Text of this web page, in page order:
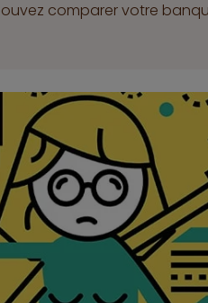
comparer votre